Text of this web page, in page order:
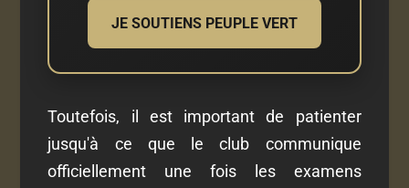
JE SOUTIENS PEUPLE VERT
Toutefois, il est important de patienter
jusqu'à ce que le club communique
officiellement une fois les examens